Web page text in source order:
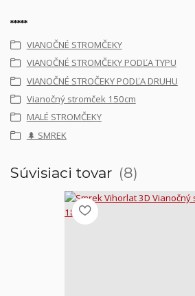
*****
VIANOČNÉ STROMČEKY
VIANOČNÉ STROMČEKY PODĽA TYPU
VIANOČNÉ STROČEKY PODĽA DRUHU
Vianočný stromček 150cm
MALÉ STROMČEKY
🌲 SMREK
Súvisiaci tovar 8